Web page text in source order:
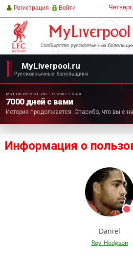
Регистрация Войти
MyLiverpool.ru
Русскоязычные болельщики
MYLIVERPOOL.RU · С 2007 ГОДА
7000 дней с вами
История продолжается. Спасибо, что вы с
Информация о
Daniel
Roy_Hodgson